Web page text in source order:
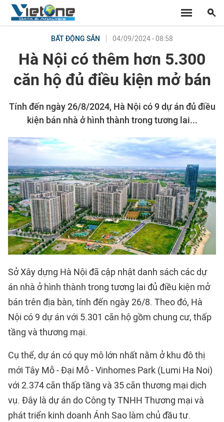
BẤT ĐỘNG SẢN 04/09/2024 - 08:58
Hà Nội có thêm hơn 5.300
căn hộ đủ điều kiện mở bán
Tính đến ngày 26/8/2024, Hà Nội có 9 dự án đủ điều
kiện bán nhà ở hình thành trong tương lai...
Sở Xây dựng Hà Nội đã cập nhật danh sách các dự
án nhà ở hình thành trong tương lai đủ điều kiện mở
bán trên địa bàn, tính đến ngày 26/8. Theo đó, Hà
Nội có 9 dự án với 5.301 căn hộ gồm chung cư, thấp
tầng và thương mại.
Cụ thể, dự án có quy mô lớn nhất nằm ở khu đô thị
mới Tây Mỗ - Đại Mỗ - Vinhomes Park (Lumi Ha Noi)
với 2.374 căn thấp tầng và 35 căn thương mại dịch
vụ. Đây là dự án do Công ty TNHH Thương mại và
phát triển kinh doanh Ánh Sao làm chủ đầu tư.